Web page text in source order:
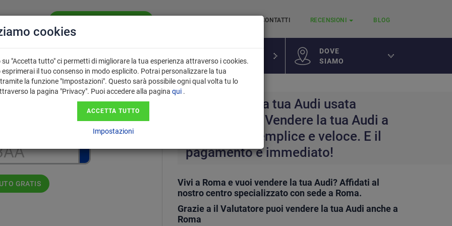
CONTATTI RECENSIONI BLOG
PERCHÉ USARE
IL VALUTATORE?
DOVE
SIAMO
formato AA123AA.
GRATIS
Per vendere la tua Audi usata
affidati a noi. Vendere la tua Audi a
Roma sarà semplice e veloce. E il
pagamento è immediato!
Vivi a Roma e vuoi vendere la tua Audi? Affidati al
nostro centro specializzato con sede a Roma.
Grazie a il Valutatore puoi vendere la tua Audi anche a
Roma
cookies
su "Accetta tutto" ci permetti di migliorare la tua esperienza attraverso i cookies.
esprimerai il tuo consenso in modo esplicito. Potrai personalizzare la tua
la funzione "Impostazioni". Questo sarà possibile ogni qual volta tu lo
la pagina "Privacy". Puoi accedere alla pagina qui .
ACCETTA TUTTO
Impostazioni